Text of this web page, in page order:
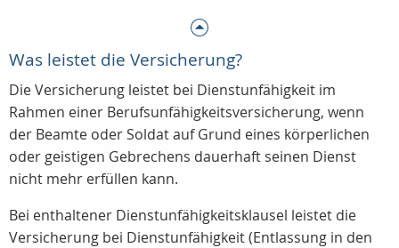
Was leistet die Versicherung?
Die Versicherung leistet bei Dienstunfähigkeit im
Rahmen einer Berufsunfähigkeitsversicherung, wenn
der Beamte oder Soldat auf Grund eines körperlichen
oder geistigen Gebrechens dauerhaft seinen Dienst
nicht mehr erfüllen kann.
Bei enthaltener Dienstunfähigkeitsklausel leistet die
Versicherung bei Dienstunfähigkeit (Entlassung in den